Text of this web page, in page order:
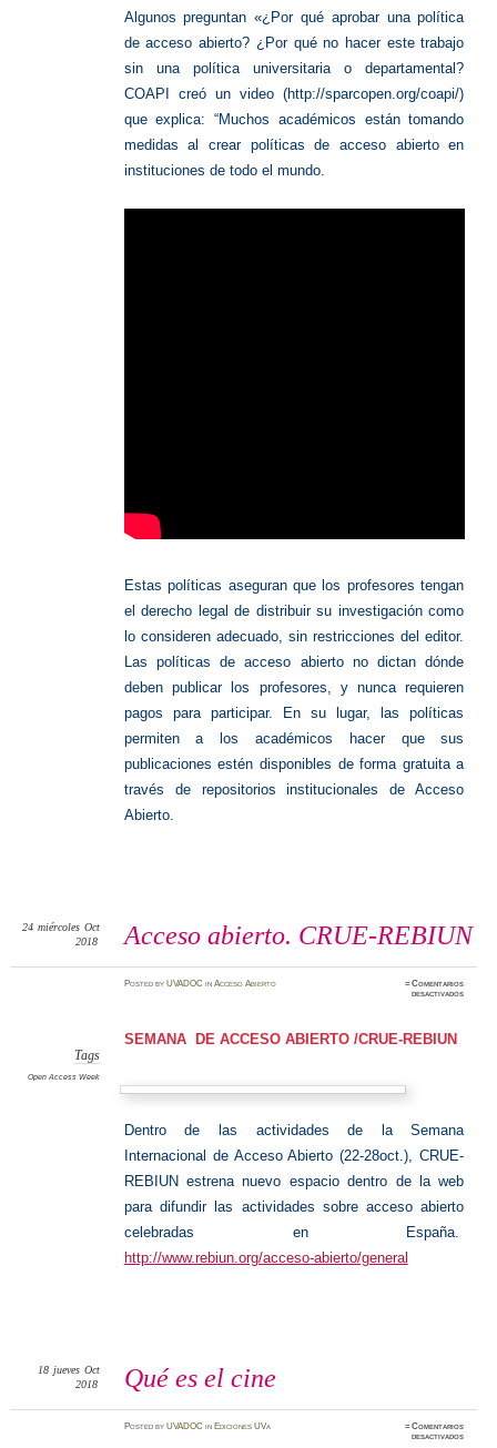
Algunos preguntan «¿Por qué aprobar una política
de acceso abierto? ¿Por qué no hacer este trabajo
sin una política universitaria o departamental?
COAPI creó un video (http://sparcopen.org/coapi/)
que explica: “Muchos académicos están tomando
medidas al crear políticas de acceso abierto en
instituciones de todo el mundo.
Estas políticas aseguran que los profesores tengan
el derecho legal de distribuir su investigación como
lo consideren adecuado, sin restricciones del editor.
Las políticas de acceso abierto no dictan dónde
deben publicar los profesores, y nunca requieren
pagos para participar.
En su lugar, las políticas
permiten a los académicos hacer que sus
publicaciones estén disponibles de forma gratuita a
través de repositorios institucionales de Acceso
Abierto.
Acceso abierto. CRUE-REBIUN
24 miércoles Oct
2018
PostedbyUVADOC inAcceso Abierto ≈Comentarios
desactivadosen
Tags
Open Access Week
SEMANA DE ACCESO ABIERTO /CRUE-REBIUN
Dentro de las actividades de la Semana
Internacional de Acceso Abierto (22-28oct.), CRUE-
REBIUN estrena nuevo espacio dentro de la web
para difundir las actividades sobre acceso abierto
celebradas en España.
http://www.rebiun.org/acceso-abierto/general
Qué es el cine
18 jueves Oct
2018
PostedbyUVADOC in Ediciones UVa ≈Comentarios
desactivadosen